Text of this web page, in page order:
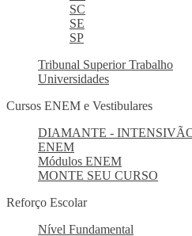
SC
SE
SP
Tribunal Superior Trabalho
Universidades
Cursos ENEM e Vestibulares
DIAMANTE -
ENEM
Módulos ENEM
MONTE SEU CURSO
Reforço Escolar
Nível Fundamental